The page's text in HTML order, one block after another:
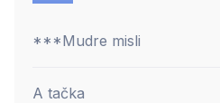
***Mudre misli
A tačka